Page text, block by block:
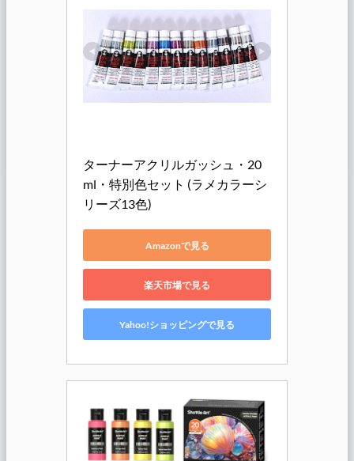
ターナーアクリルガッシュ・20
ml・特別色セット (ラメカラーシ
リーズ13色)
Amazonで見る
楽天市場で見る
Yahoo!ショッピングで見る